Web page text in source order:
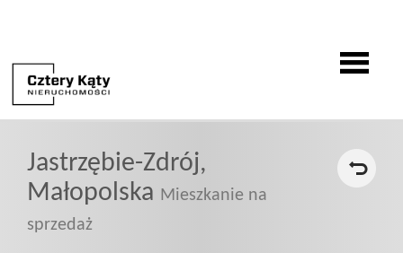
O
firmie
Jastrzębie-Zdrój,
Małopolska Mieszkanie na
sprzedaż